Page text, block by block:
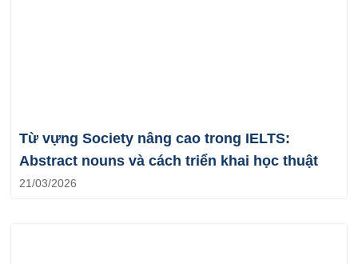
Từ vựng Society nâng cao trong IELTS:
Abstract nouns và cách triển khai học thuật
21/03/2026